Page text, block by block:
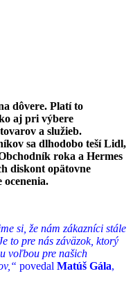
dôvere. Platí to
aj pri výbere
a služieb.
sa dlhodobo teší Lidl,
roka a Hermes
diskont opätovne
ocenenia.
si, že nám zákazníci stále
to pre nás záväzok, ktorý
voľbou pre našich
povedal Matúš Gála,